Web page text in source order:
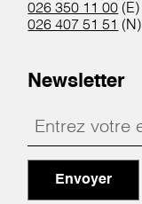
026 350 11 00 (E)
026 407 51 51 (N)
Newsletter
Envoyer